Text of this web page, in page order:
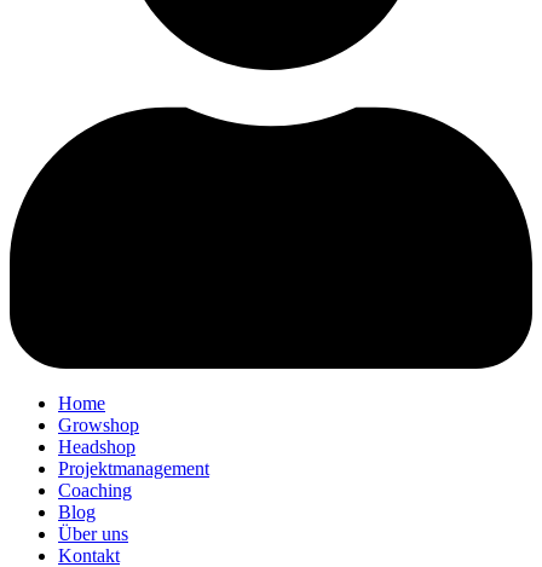
Home
Growshop
Headshop
Projektmanagement
Coaching
Blog
Über uns
Kontakt